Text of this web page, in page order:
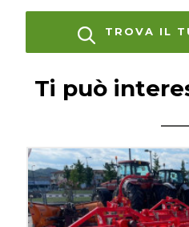
TROVA IL
Ti può